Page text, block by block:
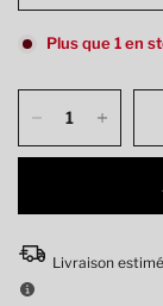
Plus que 1 en